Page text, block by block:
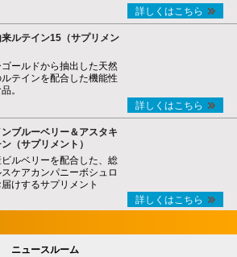
詳しくはこちら
来ルテイン15（サプリメン
ゴールドから抽出した天然
ルテインを配合した機能性
。
詳しくはこちら
ブルーベリー＆アスタキ
（サプリメント）
ルベリーを配合した、総
ケアカンパニーボシュロ
届けするサプリメント
詳しくはこちら
ニュースルーム